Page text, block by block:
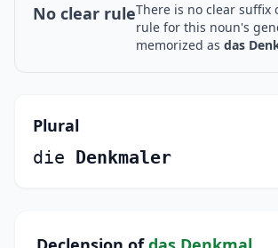
No clear ruleThere is no clear suffix
rule for this noun's
memorized as das
Plural
die Denkmaler